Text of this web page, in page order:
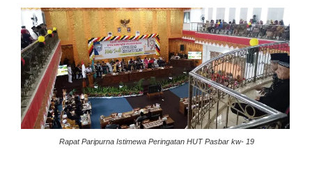
Rapat Paripurna Istimewa Peringatan HUT Pasbar kw- 19